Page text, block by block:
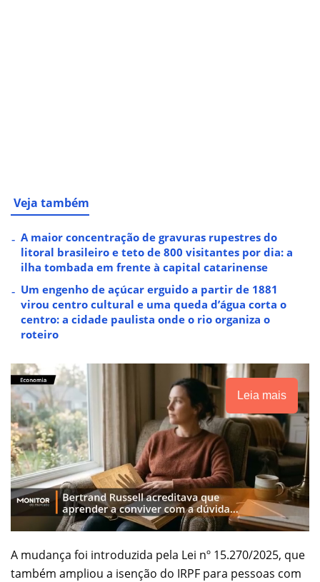
Veja também
A maior concentração de gravuras rupestres do
litoral brasileiro e teto de 800 visitantes por dia: a
ilha tombada em frente à capital catarinense
Um engenho de açúcar erguido a partir de 1881
virou centro cultural e uma queda d’água corta o
centro: a cidade paulista onde o rio organiza o
roteiro
Leia mais
A mudança foi introduzida pela Lei nº 15.270/2025, que
também ampliou a isenção do IRPF para pessoas com